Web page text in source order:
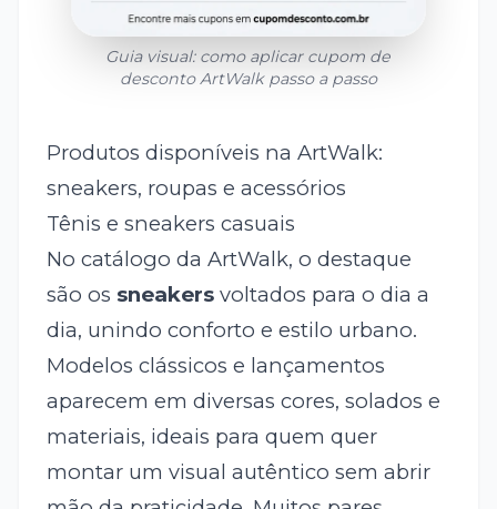
Guia visual: como aplicar cupom de
descontoArtWalkpasso a passo
Produtos disponíveis na ArtWalk:
sneakers, roupas e acessórios
Tênis e sneakers casuais
No catálogo da ArtWalk, o destaque
são os sneakersvoltados para o dia a
dia, unindo conforto e estilo urbano.
Modelos clássicos e lançamentos
aparecem em diversas cores, solados e
materiais, ideais para quem quer
montar um visual autêntico sem abrir